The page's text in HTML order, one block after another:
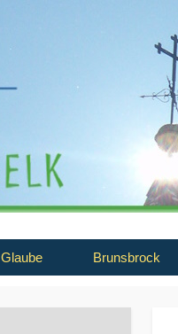
Glaube Brunsbrock